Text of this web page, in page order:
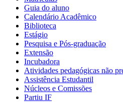
Guia do aluno
Calendário Acadêmico
Biblioteca
Estágio
Pesquisa e Pós-graduação
Extensão
Incubadora
Atividades pedagógicas não
Assistência Estudantil
Núcleos e Comissões
Partiu IF